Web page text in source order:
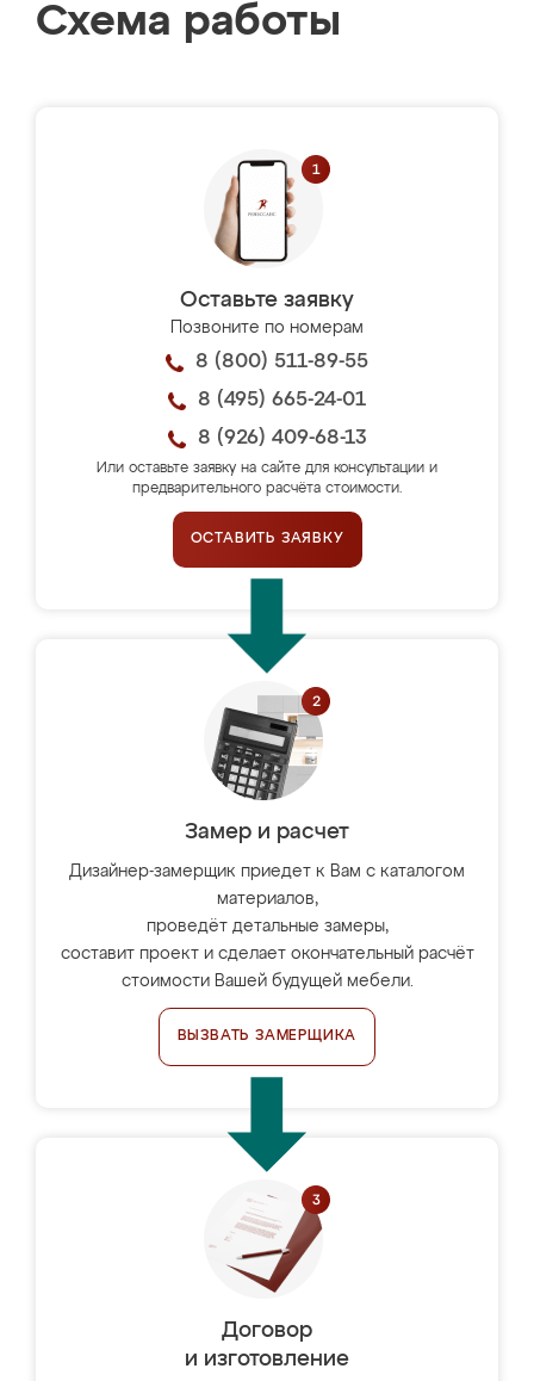
Схема работы
Оставьте заявку
Позвоните по номерам
8 (800) 511-89-55
8 (495) 665-24-01
8 (926) 409-68-13
Или оставьте заявку на сайте для консультации и
предварительного расчёта стоимости.
ОСТАВИТЬ ЗАЯВКУ
Замер и расчет
Дизайнер-замерщик приедет к Вам с каталогом
материалов,
проведёт детальные замеры,
составит проект и сделает окончательный расчёт
стоимости Вашей будущей мебели.
ВЫЗВАТЬ ЗАМЕРЩИКА
Договор
и изготовление